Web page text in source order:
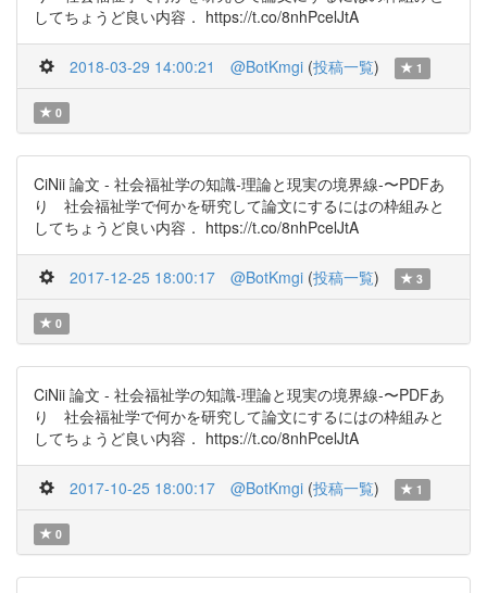
してちょうど良い内容． https://t.co/8nhPcelJtA
2018-03-29 14:00:21 @BotKmgi (投稿一覧) 1
0
CiNii 論文 - 社会福祉学の知識-理論と現実の境界線-〜PDFあ
り 社会福祉学で何かを研究して論文にするにはの枠組みと
してちょうど良い内容． https://t.co/8nhPcelJtA
2017-12-25 18:00:17 @BotKmgi (投稿一覧) 3
0
CiNii 論文 - 社会福祉学の知識-理論と現実の境界線-〜PDFあ
り 社会福祉学で何かを研究して論文にするにはの枠組みと
してちょうど良い内容． https://t.co/8nhPcelJtA
2017-10-25 18:00:17 @BotKmgi (投稿一覧) 1
0